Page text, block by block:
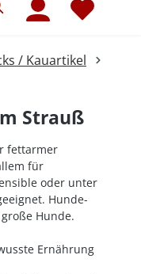
/ Kauartikel
Strauß
fettarmer
für
oder unter
Hunde-
Hunde.
Ernährung